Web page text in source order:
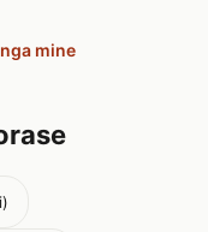
mine